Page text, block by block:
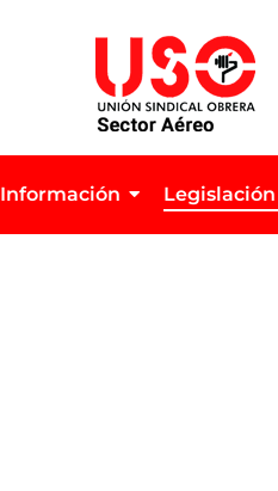
Información Legislación